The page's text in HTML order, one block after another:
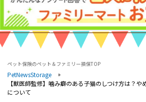
ペット保険のペット＆ファミリー損保TOP
PetNewsStorage
【獣医師監修】噛み癖のある子猫のしつけ方は？や
について